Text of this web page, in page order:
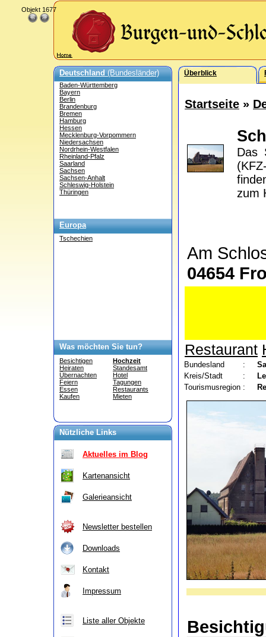
Deutschland(Bundesländer)
Baden-Württemberg
Bayern
Berlin
Brandenburg
Bremen
Hamburg
Hessen
Mecklenburg-Vorpommern
Niedersachsen
Nordrhein-Westfalen
Rheinland-Pfalz
Saarland
Sachsen
Sachsen-Anhalt
Schleswig-Holstein
Thüringen
Europa
Tschechien
Was möchten Sie tun?
Besichtigen
Heiraten
Übernachten
Feiern
Essen
Kaufen
Hochzeit
Standesamt
Hotel
Tagungen
Restaurants
Mieten
Nützliche Links
Aktuelles im Blog
Kartenansicht
Galerieansicht
Newsletter bestellen
Downloads
Kontakt
Impressum
Liste aller Objekte
Überblick
Startseite »
Das
zum
Am
04654
Restaurant
Bundesland :
Kreis/Stadt
:
Tourismusregion :
Objekt 1677